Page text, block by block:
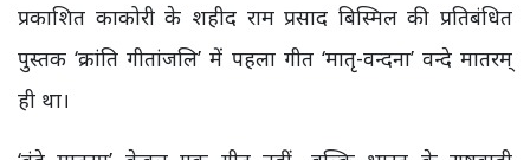
प्रकाशित काकोरी के शहीद राम प्रसाद बिस्मिल की प्रतिबंधित
पुस्तक ‘क्रांति गीतांजलि’ में पहला गीत ‘मातृ-वन्दना’ वन्दे मातरम्
ही था।